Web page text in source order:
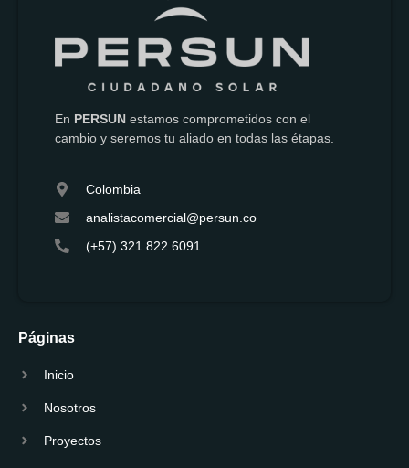
En PERSUN estamos comprometidos con el
cambio y seremos tu aliado en todas las étapas.
Colombia
analistacomercial@persun.co
(+57) 321 822 6091
Páginas
Inicio
Nosotros
Proyectos